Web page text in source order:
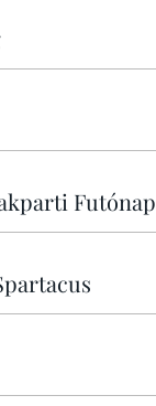
Futónap